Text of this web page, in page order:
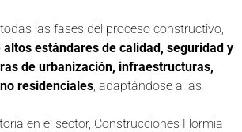
las fases del proceso constructivo,
altos estándares de calidad, seguridad y
de urbanización, infraestructuras,
residenciales, adaptándose a las
en el sector, Construcciones Hormia